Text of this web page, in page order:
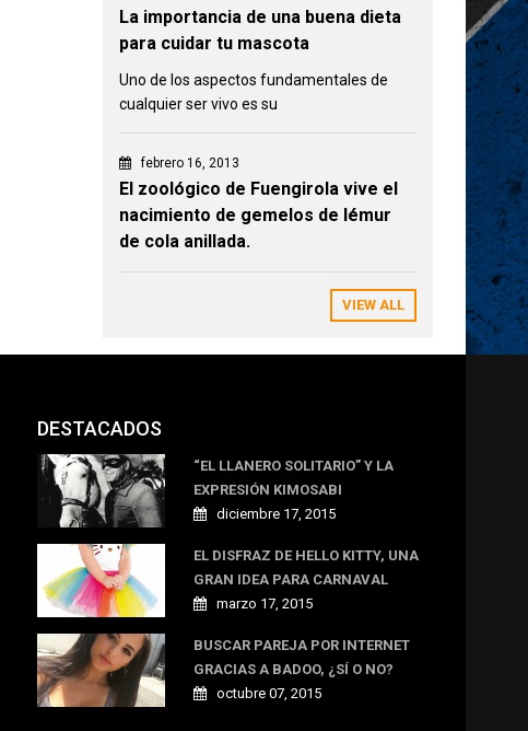
La importancia de una buena dieta
para cuidar tu mascota
Uno de los aspectos fundamentales de
cualquier ser vivo es su
febrero 16, 2013
El zoológico de Fuengirola vive el
nacimiento de gemelos de lémur
de cola anillada.
VIEW ALL
DESTACADOS
“EL LLANERO SOLITARIO” Y LA
EXPRESIÓN KIMOSABI
diciembre 17, 2015
EL DISFRAZ DE HELLO KITTY, UNA
GRAN IDEA PARA CARNAVAL
marzo 17, 2015
BUSCAR PAREJA POR INTERNET
GRACIAS A BADOO, ¿SÍ O NO?
octubre 07, 2015